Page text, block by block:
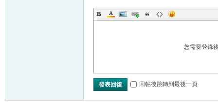
您需要登錄
發表回復 回帖後跳轉到最後一頁